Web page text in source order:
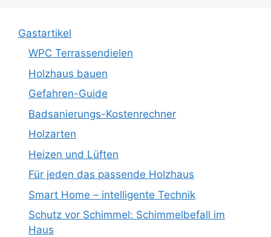
Gastartikel
WPC Terrassendielen
Holzhaus bauen
Gefahren-Guide
Badsanierungs-Kostenrechner
Holzarten
Heizen und Lüften
Für jeden das passende Holzhaus
Smart Home – intelligente Technik
Schutz vor Schimmel: Schimmelbefall im
Haus